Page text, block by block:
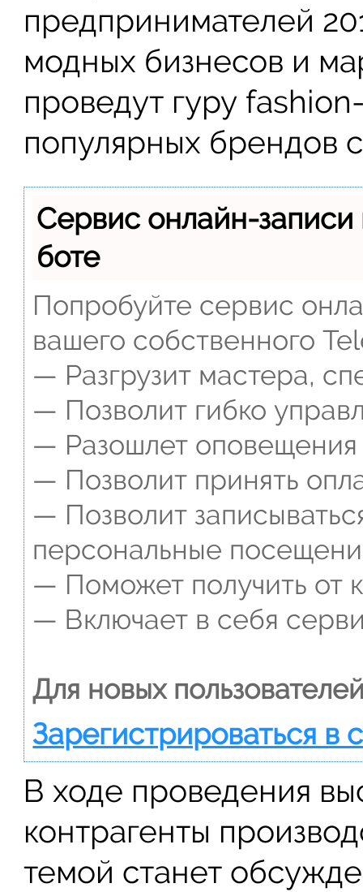
предпринимателей
модных бизнесов и
проведут гуру
популярных брендов
Сервис онлайн-
боте
Попробуйте сервис
вашего собственного
— Разгрузит мастера,
— Позволит гибко
— Разошлет оповещения
— Позволит принять
— Позволит
персональные
— Поможет получить от
— Включает в себя
Для новых
Зарегистрироваться в
В ходе проведения
контрагенты
темой станет